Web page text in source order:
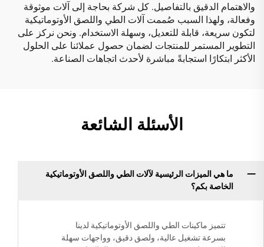
والاهتمام الدقيق بالتفاصيل. كل شركة بحاجة إلى آلات موثوقة
وفعالة، ولهذا السبب صُممت آلات الطي واللصق الأوتوماتيكية
لتكون سريعة، قابلة للتعديل، وسهلة الاستخدام. ونحن نركز على
التطوير المستمر للمنتجات لضمان حصول عملائنا على الحلول
الأكثر ابتكارًا استجابةً مباشرة لأحدث اتجاهات الصناعة.
الأسئلة الشائعة
ما هي الميزات الرئيسية لآلات الطي واللصق الأوتوماتيكية
الخاصة بكم؟
تتميز ماكينات الطي واللصق الأوتوماتيكية لدينا
بسرعة تشغيل عالية، ولصق دقيق، وواجهات سهلة